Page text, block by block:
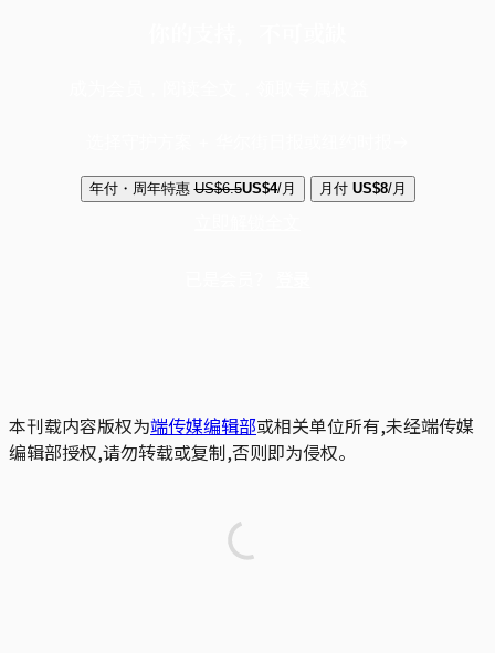
年付・周年特惠 US$6.5US$4/月 月付 US$8/月
本刊载内容版权为端传媒编辑部或相关单位所有,未经端传媒
编辑部授权,请勿转载或复制,否则即为侵权。